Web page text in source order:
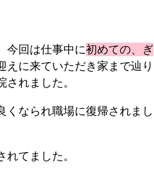
今回は仕事中に初めての、ぎ
えに来ていただき家まで辿り
れました。
くなられ職場に復帰されまし
れてました。